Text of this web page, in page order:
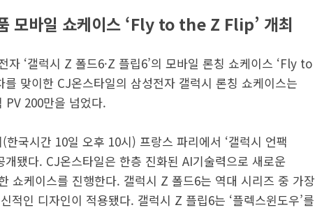
모바일 쇼케이스 ‘Fly to the Z Flip’ 개최
‘갤럭시 Z 폴드6·Z 플립6’의 모바일 론칭 쇼케이스 ‘Fly to
맞이한 CJ온스타일의 삼성전자 갤럭시 론칭 쇼케이스는
PV 200만을 넘었다.
국시간 10일 오후 10시) 프랑스 파리에서 ‘갤럭시 언팩
됐다. CJ온스타일은 한층 진화된 AI기술력으로 새로운
쇼케이스를 진행한다. 갤럭시 Z 폴드6는 역대 시리즈 중 가장
적인 디자인이 적용됐다. 갤럭시 Z 플립6는 ‘플렉스윈도우’를